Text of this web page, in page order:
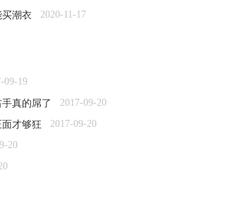
潮衣 2020-11-17
09-19
真的屌了 2017-09-20
才够狂 2017-09-20
20